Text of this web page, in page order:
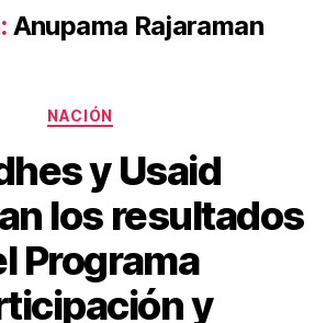
Anupama Rajaraman
Categorías
NACIÓN
y Usaid
los resultados
Programa
y